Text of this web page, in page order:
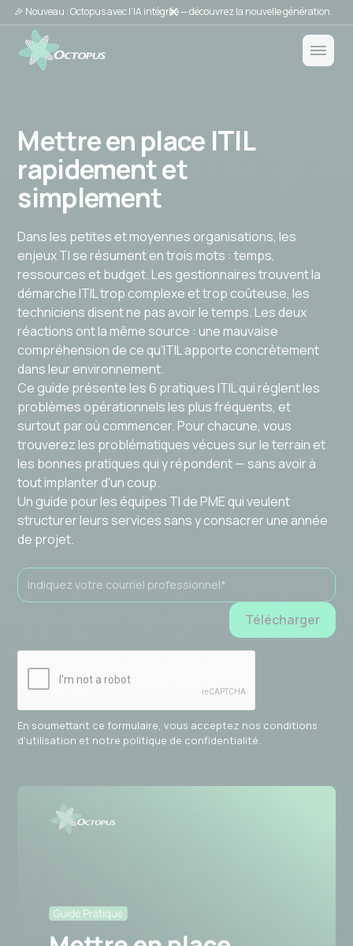
🎉 Nouveau : Octopus avec l’IA intégrée — découvrez la nouvelle génération.
Mettre en place ITIL
rapidement et
simplement
Dans les petites et moyennes organisations, les
enjeux TI se résument en trois mots : temps,
ressources et budget. Les gestionnaires trouvent la
démarche ITIL trop complexe et trop coûteuse, les
techniciens disent ne pas avoir le temps. Les deux
réactions ont la même source : une mauvaise
compréhension de ce qu'ITIL apporte concrètement
dans leur environnement.
Ce guide présente les 6 pratiques ITIL qui règlent les
problèmes opérationnels les plus fréquents, et
surtout par où commencer. Pour chacune, vous
trouverez les problématiques vécues sur le terrain et
les bonnes pratiques qui y répondent — sans avoir à
tout implanter d'un coup.
Un guide pour les équipes TI de PME qui veulent
structurer leurs services sans y consacrer une année
de projet.
En soumettant ce formulaire, vous acceptez nos conditions
d'utilisation et notre politique de confidentialité.